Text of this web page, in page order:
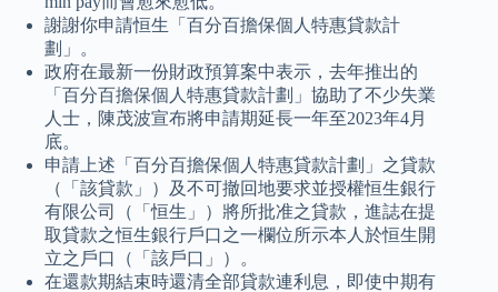
謝謝你申請恒生「百分百擔保個人特惠貸款計
劃」。
政府在最新一份財政預算案中表示，去年推出的
「百分百擔保個人特惠貸款計劃」協助了不少失業
人士，陳茂波宣布將申請期延長一年至2023年4月
底。
申請上述「百分百擔保個人特惠貸款計劃」之貸款
（「該貸款」）及不可撤回地要求並授權恒生銀行
有限公司（「恒生」）將所批准之貸款，進誌在提
取貸款之恒生銀行戶口之一欄位所示本人於恒生開
立之戶口（「該戶口」）。
在還款期結束時還清全部貸款連利息，即使中期有